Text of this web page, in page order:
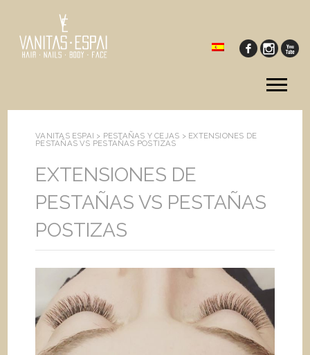
VANITAS ESPAI > PESTAÑAS Y CEJAS > EXTENSIONES DE
PESTAÑAS VS PESTAÑAS POSTIZAS
EXTENSIONES DE
PESTAÑAS VS PESTAÑAS
POSTIZAS